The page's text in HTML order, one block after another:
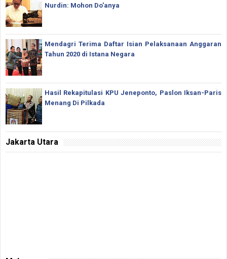
Nurdin: Mohon Do'anya
Mendagri Terima Daftar Isian Pelaksanaan Anggaran
Tahun 2020 di Istana Negara
Hasil Rekapitulasi KPU Jeneponto, Paslon Iksan-Paris
Menang Di Pilkada
Jakarta Utara